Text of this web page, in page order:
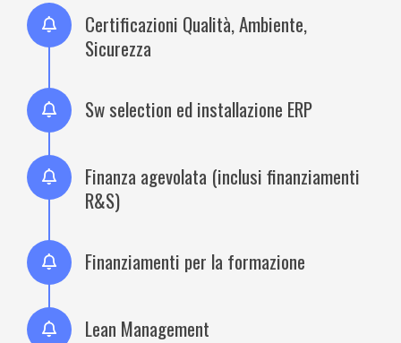
Certificazioni Qualità, Ambiente,
Sicurezza
Sw selection ed installazione ERP
Finanza agevolata (inclusi finanziamenti
R&S)
Finanziamenti per la formazione
Lean Management